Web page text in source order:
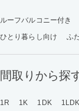
ルーフバルコニー付き
ひとり暮らし向け
ふ
間取りから探
1R 1K 1DK 1LDK